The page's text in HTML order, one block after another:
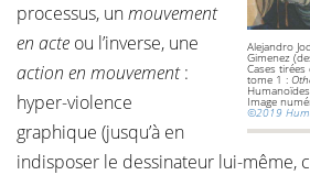
Alejandro
Gimenez
Cases tirées
tome 1 :
Image
©2019
processus, unmouvement
en acte ou l’inverse, une
action en mouvement:
hyper-violence
graphique (jusqu’à en
indisposer le dessinateur lui-même,